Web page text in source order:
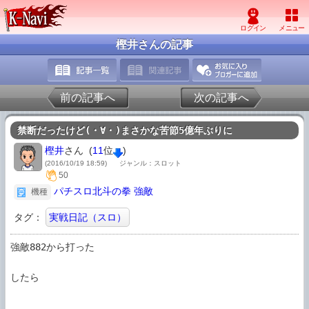
樫井さんの記事
前の記事へ 次の記事へ
禁断だったけど(・∀・)まさかな苦節5億年ぶりに
樫井さん (11位 )
(2016/10/19 18:59) ジャンル：スロット
50
機種
パチスロ北斗の拳 強敵
タグ： 実戦日記（スロ）
強敵882から打った
したら